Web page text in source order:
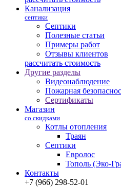
Канализация
септики
Септики
Полезные статьи
Примеры работ
Отзывы клиентов
рассчитать стоимость
Другие разделы
Видеонаблюдение
Пожарная
Сертификаты
Магазин
со скидками
Котлы отопления
Траян
Септики
Евролос
Тополь (Эко-
Контакты
+7 (966) 298-52-01